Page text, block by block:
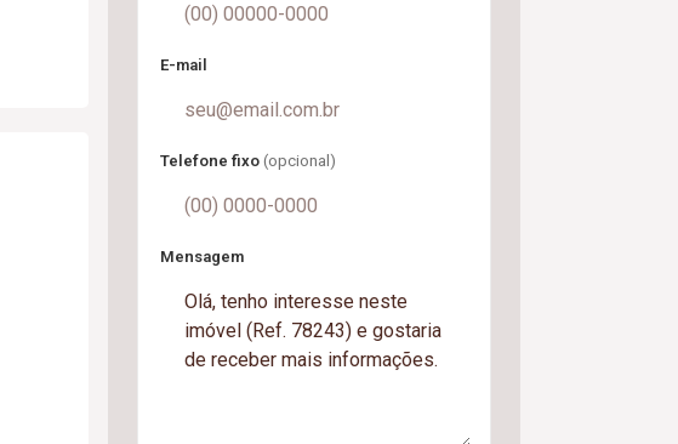
E-mail
Telefone fixo (opcional)
Mensagem